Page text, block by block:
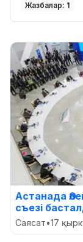
Жазбалар: 1
Астанада
съезі
Саясат•17